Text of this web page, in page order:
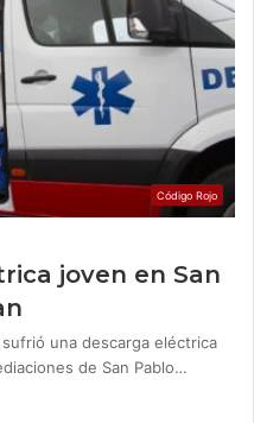
Código Rojo
joven en San
una descarga eléctrica
de San Pablo…